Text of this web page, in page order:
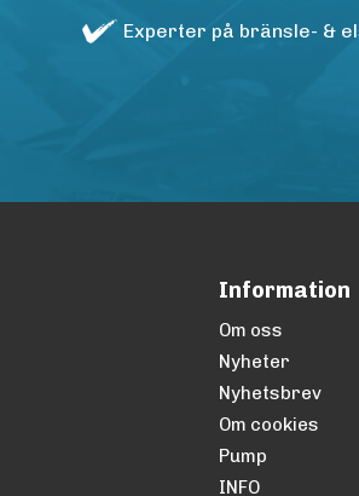
Experter på bränsle- &
Information
Om oss
Nyheter
Nyhetsbrev
Om cookies
Pump
INFO